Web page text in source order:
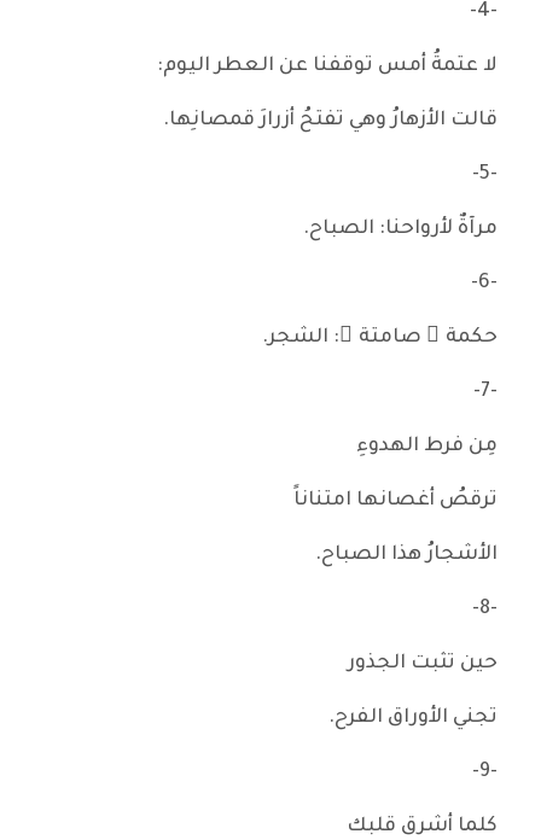
-4-
لا عتمةُ أمس توقفنا عن العطر اليوم:
قالت الأزهارُ وهي تفتحُ أزرارَ قمصانِها.
-5-
مرآةٌ لأرواحنا: الصباح.
-6-
حكمة ٌ صامتة ٌ: الشجر.
-7-
مِن فرط الهدوءِ
ترقصُ أغصانها امتناناً
الأشجارُ هذا الصباح.
-8-
حين تثبت الجذور
تجني الأوراق الفرح.
-9-
كلما أشرق قلبك